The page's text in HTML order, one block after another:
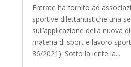
Entrate ha fornito ad
sportive dilettantistiche una
sull’applicazione della nuova
materia di sport e lavoro
36/2021). Sotto la lente la...